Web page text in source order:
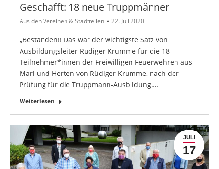
Geschafft: 18 neue Truppmänner
Aus den Vereinen & Stadtteilen 22. Juli 2020
„Bestanden!! Das war der wichtigste Satz von
Ausbildungsleiter Rüdiger Krumme für die 18
Teilnehmer*innen der Freiwilligen Feuerwehren aus
Marl und Herten von Rüdiger Krumme, nach der
Prüfung für die Truppmann-Ausbildung.…
Weiterlesen
JULI
17